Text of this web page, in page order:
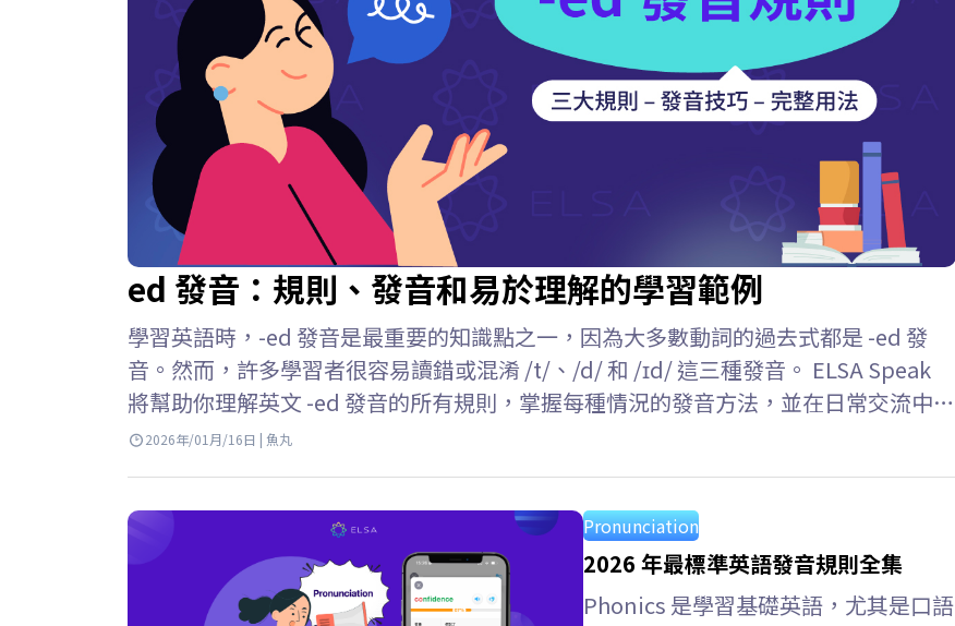
ed 發音：規則、發音和易於理解的學習範例
學習英語時，-ed 發音是最重要的知識點之一，因為大多數動詞的過去式都是 -ed 發
音。然而，許多學習者很容易讀錯或混淆 /t/、/d/ 和 /ɪd/ 這三種發音。 ELSA Speak
將幫助你理解英文 -ed 發音的所有規則，掌握每種情況的發音方法，並在日常交流中準
確運用它們。 Key Takeaways…
2026年/01月/16日 | 魚丸
Pronunciation
2026 年最標準英語發音規則全集
Phonics 是學習基礎英語，尤其是口語